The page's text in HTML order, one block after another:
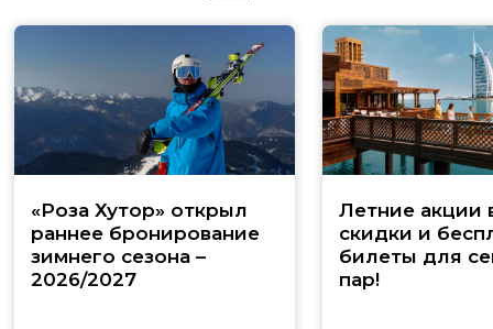
«Роза Хутор» открыл
раннее бронирование
зимнего сезона –
2026/2027
Летние акции
скидки и
билеты для
пар!